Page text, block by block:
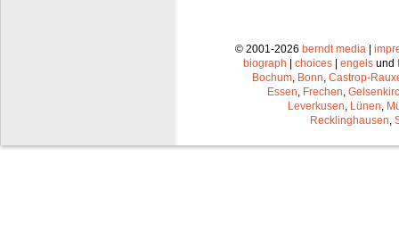
© 2001-2026 berndt media |
biograph | choices | engels und
Bochum Bonn Castrop-
Essen Frechen
Leverkusen Lünen
Recklinghausen